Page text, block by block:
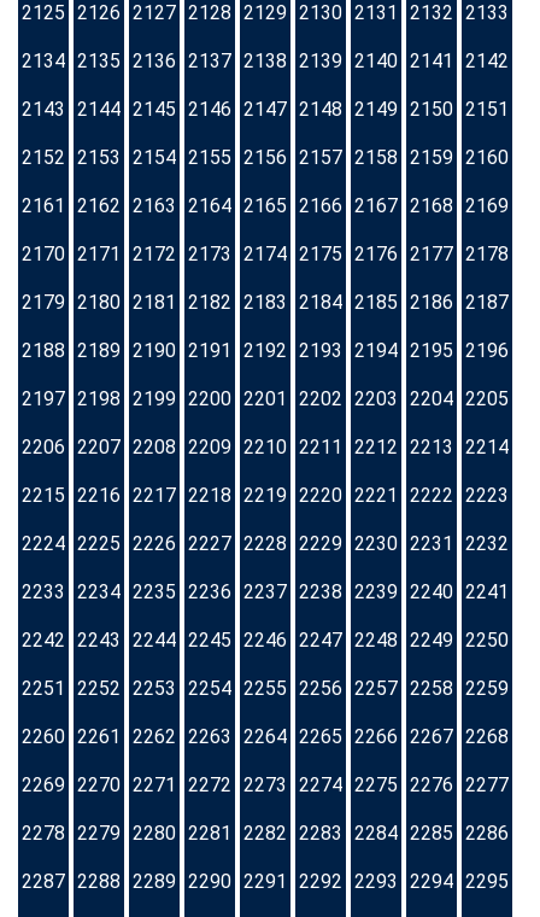
2125 2126 2127 2128 2129 2130 2131 2132 2133
2134 2135 2136 2137 2138 2139 2140 2141 2142
2143 2144 2145 2146 2147 2148 2149 2150 2151
2152 2153 2154 2155 2156 2157 2158 2159 2160
2161 2162 2163 2164 2165 2166 2167 2168 2169
2170 2171 2172 2173 2174 2175 2176 2177 2178
2179 2180 2181 2182 2183 2184 2185 2186 2187
2188 2189 2190 2191 2192 2193 2194 2195 2196
2197 2198 2199 2200 2201 2202 2203 2204 2205
2206 2207 2208 2209 2210 2211 2212 2213 2214
2215 2216 2217 2218 2219 2220 2221 2222 2223
2224 2225 2226 2227 2228 2229 2230 2231 2232
2233 2234 2235 2236 2237 2238 2239 2240 2241
2242 2243 2244 2245 2246 2247 2248 2249 2250
2251 2252 2253 2254 2255 2256 2257 2258 2259
2260 2261 2262 2263 2264 2265 2266 2267 2268
2269 2270 2271 2272 2273 2274 2275 2276 2277
2278 2279 2280 2281 2282 2283 2284 2285 2286
2287 2288 2289 2290 2291 2292 2293 2294 2295